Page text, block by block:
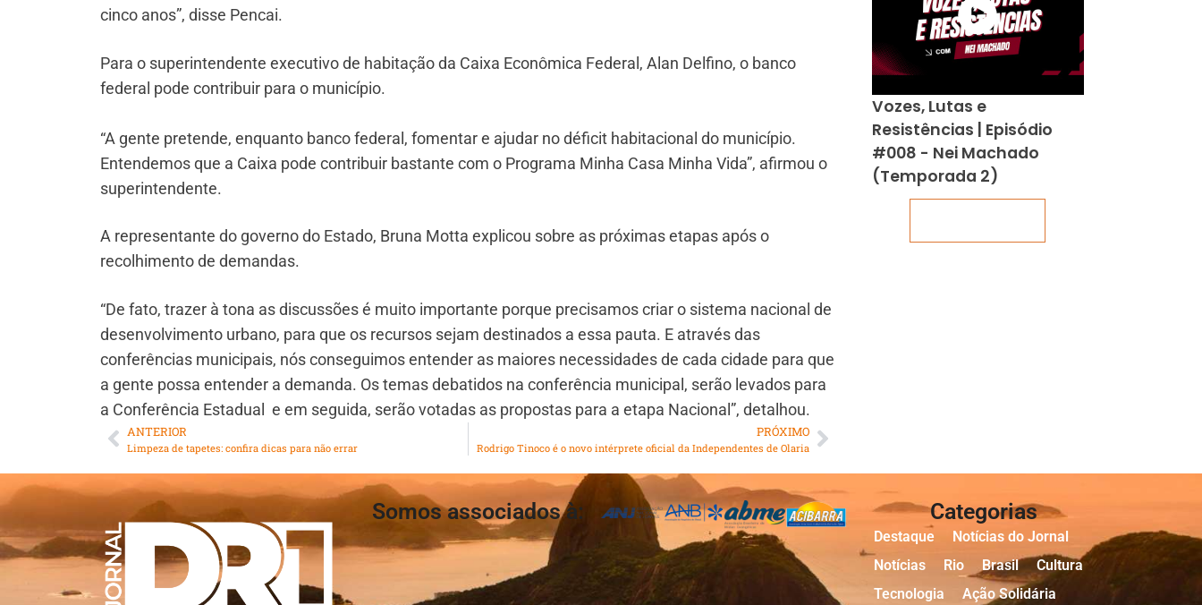
cinco anos”, disse Pencai.
Para o superintendente executivo de habitação da Caixa Econômica Federal, Alan Delfino, o banco
federal pode contribuir para o município.
“A gente pretende, enquanto banco federal, fomentar e ajudar no déficit habitacional do município.
Entendemos que a Caixa pode contribuir bastante com o Programa Minha Casa Minha Vida”, afirmou o
superintendente.
A representante do governo do Estado, Bruna Motta explicou sobre as próximas etapas após o
recolhimento de demandas.
“De fato, trazer à tona as discussões é muito importante porque precisamos criar o sistema nacional de
desenvolvimento urbano, para que os recursos sejam destinados a essa pauta. E através das
conferências municipais, nós conseguimos entender as maiores necessidades de cada cidade para que
a gente possa entender a demanda. Os temas debatidos na conferência municipal, serão levados para
a Conferência Estadual e em seguida, serão votadas as propostas para a etapa Nacional”, detalhou.
ANTERIOR
Limpeza de tapetes: confira dicas para não errar
PRÓXIMO
Rodrigo Tinoco é o novo intérprete oficial da Independentes de Olaria
Vozes, Lutas e
Resistências | Episódio
#008 - Nei Machado
(Temporada 2)
Somos associados à: Categorias
Destaque
Notícias do Jornal
Notícias
Rio Brasil
Cultura
Tecnologia
Ação Solidária